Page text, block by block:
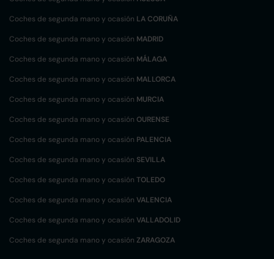
Coches de segunda mano y ocasión LA CORUÑA
Coches de segunda mano y ocasión MADRID
Coches de segunda mano y ocasión MÁLAGA
Coches de segunda mano y ocasión MALLORCA
Coches de segunda mano y ocasión MURCIA
Coches de segunda mano y ocasión OURENSE
Coches de segunda mano y ocasión PALENCIA
Coches de segunda mano y ocasión SEVILLA
Coches de segunda mano y ocasión TOLEDO
Coches de segunda mano y ocasión VALENCIA
Coches de segunda mano y ocasión VALLADOLID
Coches de segunda mano y ocasión ZARAGOZA